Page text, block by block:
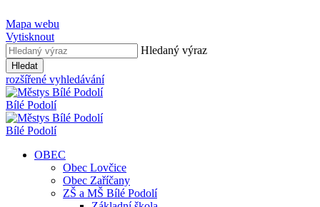
Mapa webu
Vytisknout
Hledaný výraz
Hledat
rozšířené vyhledávání
Bílé Podolí
Bílé Podolí
OBEC
Obec Lovčice
Obec Zaříčany
ZŠ a MŠ Bílé Podolí